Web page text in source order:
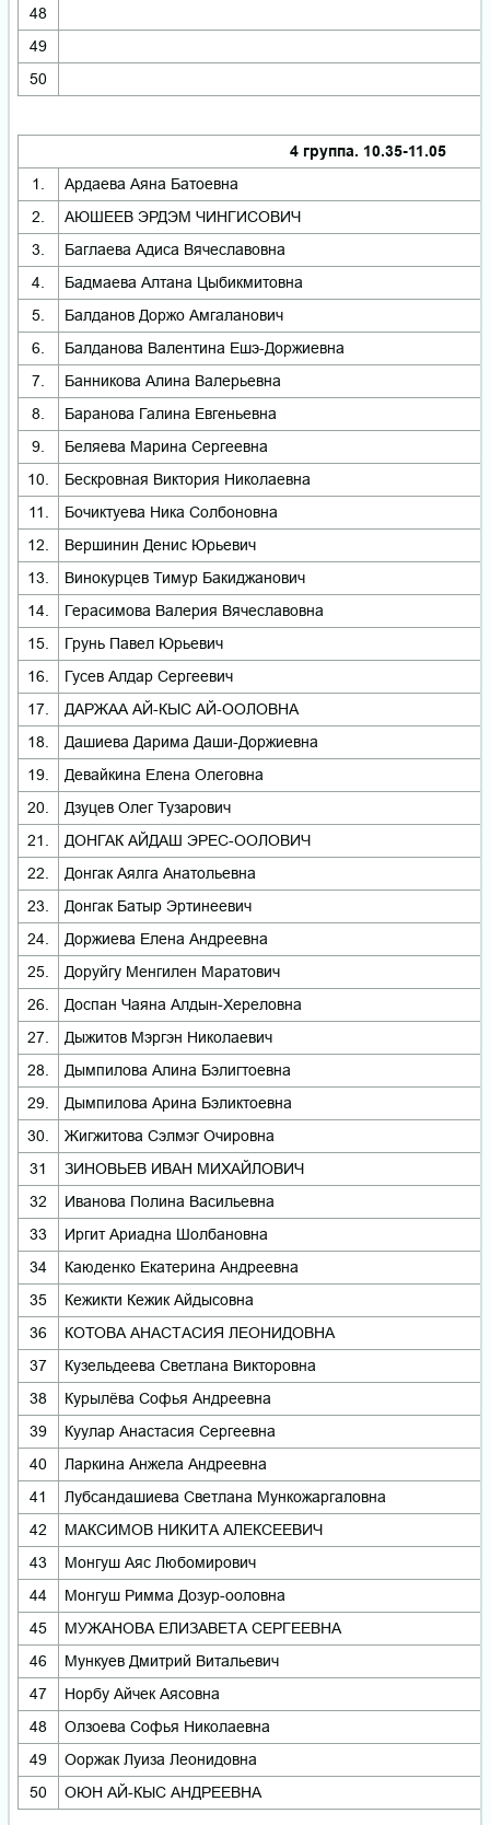
48
49
50
4 группа. 10.35-11.05
1.
Ардаева Аяна Батоевна
2.
АЮШЕЕВ ЭРДЭМ ЧИНГИСОВИЧ
3.
Баглаева Адиса Вячеславовна
4.
Бадмаева Алтана Цыбикмитовна
5.
Балданов Доржо Амгаланович
6.
Балданова Валентина Ешэ-Доржиевна
7.
Банникова Алина Валерьевна
8.
Баранова Галина Евгеньевна
9.
Беляева Марина Сергеевна
10.
Бескровная Виктория Николаевна
11.
Бочиктуева Ника Солбоновна
12.
Вершинин Денис Юрьевич
13.
Винокурцев Тимур Бакиджанович
14.
Герасимова Валерия Вячеславовна
15.
Грунь Павел Юрьевич
16.
Гусев Алдар Сергеевич
17.
ДАРЖАА АЙ-КЫС АЙ-ООЛОВНА
18.
Дашиева Дарима Даши-Доржиевна
19.
Девайкина Елена Олеговна
20.
Дзуцев Олег Тузарович
21.
ДОНГАК АЙДАШ ЭРЕС-ООЛОВИЧ
22.
Донгак Аялга Анатольевна
23.
Донгак Батыр Эртинеевич
24.
Доржиева Елена Андреевна
25.
Доруйгу Менгилен Маратович
26.
Доспан Чаяна Алдын-Хереловна
27.
Дыжитов Мэргэн Николаевич
28.
Дымпилова Алина Бэлигтоевна
29.
Дымпилова Арина Бэликтоевна
30.
Жигжитова Сэлмэг Очировна
31
ЗИНОВЬЕВ ИВАН МИХАЙЛОВИЧ
32
Иванова Полина Васильевна
33
Иргит Ариадна Шолбановна
34
Каюденко Екатерина Андреевна
35
Кежикти Кежик Айдысовна
36
КОТОВА АНАСТАСИЯ ЛЕОНИДОВНА
37
Кузельдеева Светлана Викторовна
38
Курылёва Софья Андреевна
39
Куулар Анастасия Сергеевна
40
Ларкина Анжела Андреевна
41
Лубсандашиева Светлана Мункожаргаловна
42
МАКСИМОВ НИКИТА АЛЕКСЕЕВИЧ
43
Монгуш Аяс Любомирович
44
Монгуш Римма Дозур-ооловна
45
МУЖАНОВА ЕЛИЗАВЕТА СЕРГЕЕВНА
46
Мункуев Дмитрий Витальевич
47
Норбу Айчек Аясовна
48
Олзоева Софья Николаевна
49
Ооржак Луиза Леонидовна
50
ОЮН АЙ-КЫС АНДРЕЕВНА